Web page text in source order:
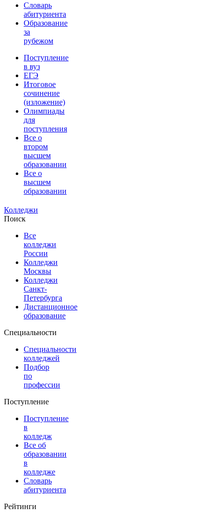
Словарь
абитуриента
Образование
за
рубежом
Поступление
в вуз
ЕГЭ
Итоговое
сочинение
(изложение)
Олимпиады
для
поступления
Все о
втором
высшем
образовании
Все о
высшем
образовании
Колледжи
Поиск
Все
колледжи
России
Колледжи
Москвы
Колледжи
Санкт-
Петербурга
Дистанционное
образование
Специальности
Специальности
колледжей
Подбор
по
профессии
Поступление
Поступление
в
колледж
Все об
образовании
в
колледже
Словарь
абитуриента
Рейтинги